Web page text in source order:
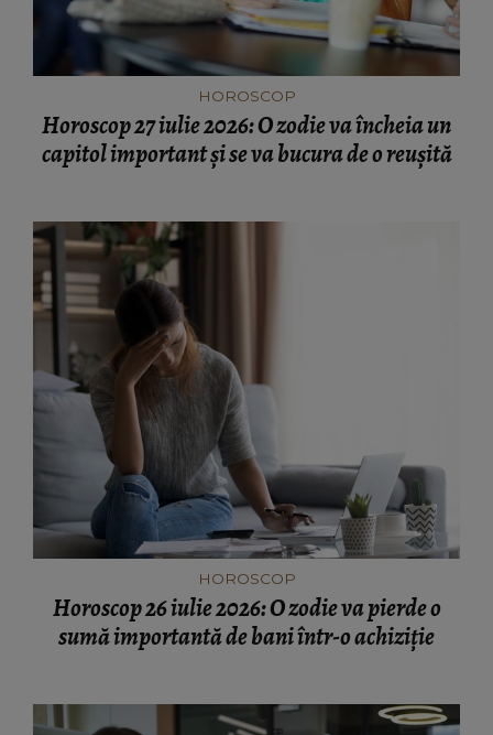
HOROSCOP
Horoscop 27 iulie 2026: O zodie va încheia un
capitol important și se va bucura de o reușită
HOROSCOP
Horoscop 26 iulie 2026: O zodie va pierde o
sumă importantă de bani într-o achiziție